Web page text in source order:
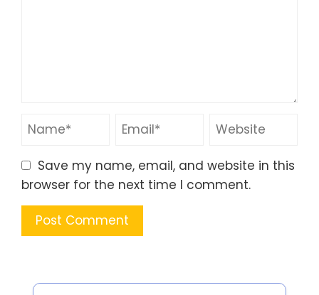
Save my name, email, and website in this
browser for the next time I comment.